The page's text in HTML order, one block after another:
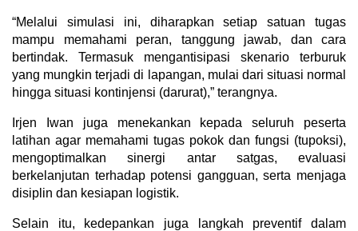
“Melalui simulasi ini, diharapkan setiap satuan tugas
mampu memahami peran, tanggung jawab, dan cara
bertindak. Termasuk mengantisipasi skenario terburuk
yang mungkin terjadi di lapangan, mulai dari situasi normal
hingga situasi kontinjensi (darurat),” terangnya.
Irjen Iwan juga menekankan kepada seluruh peserta
latihan agar memahami tugas pokok dan fungsi (tupoksi),
mengoptimalkan sinergi antar satgas, evaluasi
berkelanjutan terhadap potensi gangguan, serta menjaga
disiplin dan kesiapan logistik.
Selain itu, kedepankan juga langkah preventif dalam